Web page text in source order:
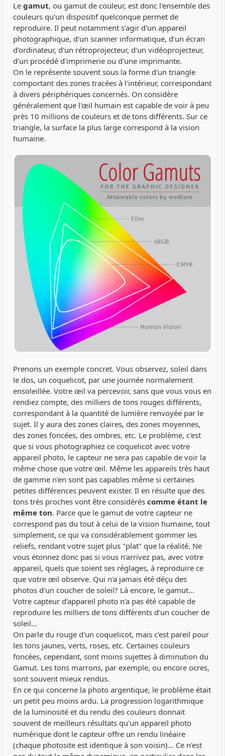
Le gamut, ou gamut de couleur, est donc l'ensemble des
couleurs qu'un dispositif quelconque permet de
reproduire. Il peut notamment s'agir d'un appareil
photographique, d'un scanner informatique, d'un écran
d'ordinateur, d'un rétroprojecteur, d'un vidéoprojecteur,
d'un procédé d'imprimerie ou d'une imprimante.
On le représente souvent sous la forme d'un triangle
comportant des zones tracées à l'intérieur, correspondant
à divers périphériques concernés. On considère
généralement que l'œil humain est capable de voir à peu
près 10 millions de couleurs et de tons différents. Sur ce
triangle, la surface la plus large correspond à la vision
humaine.
Prenons un exemple concret. Vous observez, soleil dans
le dos, un coquelicot, par une journée normalement
ensoleillée. Votre œil va percevoir, sans que vous vous en
rendiez compte, des milliers de tons rouges différents,
correspondant à la quantité de lumière renvoyée par le
sujet. Il y aura des zones claires, des zones moyennes,
des zones foncées, des ombres, etc. Le problème, c'est
que si vous photographiez ce coquelicot avec votre
appareil photo, le capteur ne sera pas capable de voir la
même chose que votre œil. Même les appareils très haut
de gamme n'en sont pas capables même si certaines
petites différences peuvent exister. Il en résulte que des
tons très proches vont être considérés comme étant le
même ton. Parce que le gamut de votre capteur ne
correspond pas du tout à celui de la vision humaine, tout
simplement, ce qui va considérablement gommer les
reliefs, rendant votre sujet plus "plat" que la réalité. Ne
vous étonnez donc pas si vous n'arrivez pas, avec votre
appareil, quels que soient ses réglages, à reproduire ce
que votre œil observe. Qui n'a jamais été déçu des
photos d'un coucher de soleil? Là encore, le gamut...
Votre capteur d'appareil photo n'a pas été capable de
reproduire les milliers de tons différents d'un coucher de
soleil...
On parle du rouge d'un coquelicot, mais c'est pareil pour
les tons jaunes, verts, roses, etc. Certaines couleurs
foncées, cependant, sont moins sujettes à diminution du
Gamut. Les tons marrons, par exemple, ou encore ocres,
sont souvent mieux rendus.
En ce qui concerne la photo argentique, le problème était
un petit peu moins ardu. La progression logarithmique
de la luminosité et du rendu des couleurs donnait
souvent de meilleurs résultats qu'un appareil photo
numérique dont le capteur offre un rendu linéaire
(chaque photosite est identique à son voisin)… Ce n'est